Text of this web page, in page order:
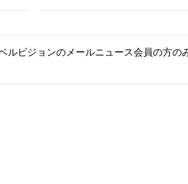
ルビジョンのメールニュース会員の方の